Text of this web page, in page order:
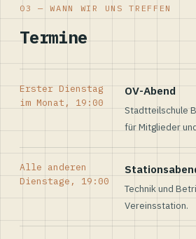
03 — WANN WIR UNS TREFFEN
Termine
Erster Dienstag
im Monat, 19:00
OV-Abend
Stadtteilschule
für Mitglieder
Alle anderen
Dienstage, 19:00
Technik und
Vereinsstation.